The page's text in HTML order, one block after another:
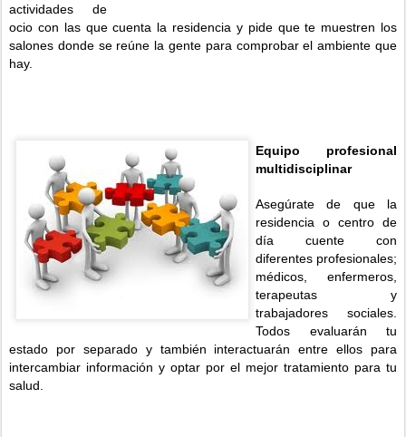
actividades de
ocio con las que cuenta la residencia y pide que te muestren los
salones donde se reúne la gente para comprobar el ambiente que
hay.
Equipo profesional
multidisciplinar
Asegúrate de que la
residencia o centro de
día cuente con
diferentes profesionales;
médicos, enfermeros,
terapeutas y
trabajadores sociales.
Todos evaluarán tu
estado por separado y también interactuarán entre ellos para
intercambiar información y optar por el mejor tratamiento para tu
salud.